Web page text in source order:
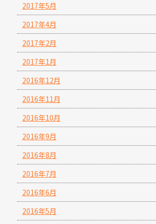
2017年5月
2017年4月
2017年2月
2017年1月
2016年12月
2016年11月
2016年10月
2016年9月
2016年8月
2016年7月
2016年6月
2016年5月